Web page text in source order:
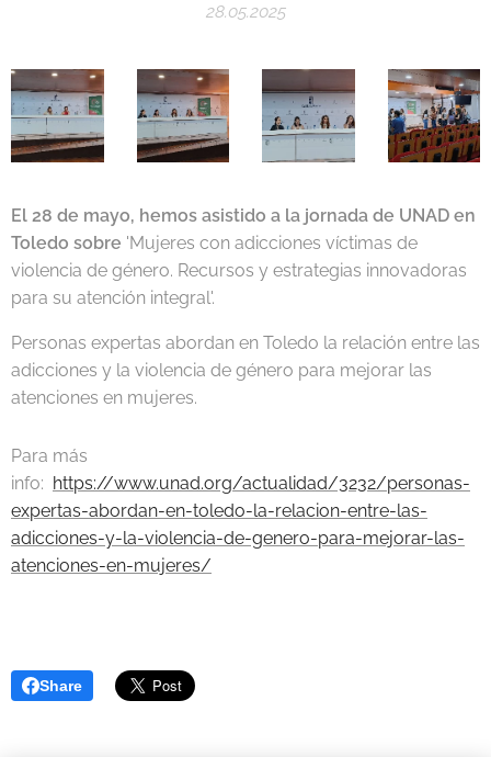
28.05.2025
El 28 de mayo, hemos asistido a la jornada de UNAD en
Toledo sobre 'Mujeres con adicciones víctimas de
violencia de género. Recursos y estrategias innovadoras
para su atención integral'.
Personas expertas abordan en Toledo la relación entre las
adicciones y la violencia de género para mejorar las
atenciones en mujeres.
Para más
info: https://www.unad.org/actualidad/3232/personas-
expertas-abordan-en-toledo-la-relacion-entre-las-
adicciones-y-la-violencia-de-genero-para-mejorar-las-
atenciones-en-mujeres/
Share